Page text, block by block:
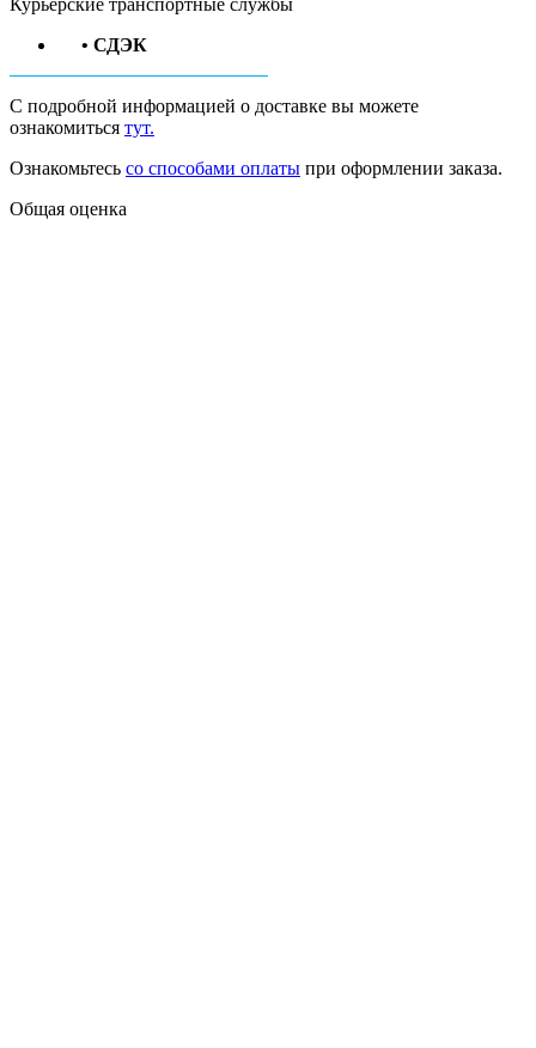
Курьерские транспортные службы
• СДЭК
С подробной информацией о доставке вы можете
ознакомиться тут.
Ознакомьтесь со способами оплаты при оформлении заказа.
Общая оценка